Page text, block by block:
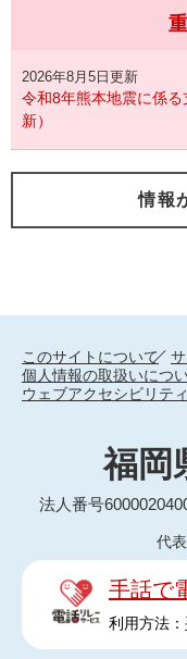
2026年8月5日更新
令和8年熊本地震に係
新）
情報
このサイトについて
個人情報の取扱いにつ
ウェブアクセシビリティ
福岡
法人番号
代
手話で
利用方法：